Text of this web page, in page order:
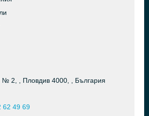
№ 2, , Пловдив 4000, , България
62 49 69